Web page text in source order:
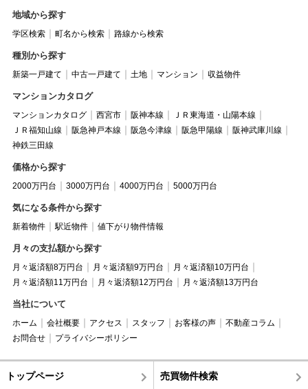
地域から探す
学区検索 町名から検索 路線から検索
種別から探す
新築一戸建て 中古一戸建て 土地 マンション 収益物件
マンションカタログ
マンションカタログ 西宮市 阪神本線
ＪＲ東海道・山陽本線
ＪＲ福知山線
阪急神戸本線 阪急今津線 阪急甲陽線
阪神武庫川線
神鉄三田線
価格から探す
2000万円台 3000万円台 4000万円台 5000万円台
気になる条件から探す
新着物件 駅近物件 値下がり物件情報
月々の支払額から探す
月々返済額8万円台 月々返済額9万円台
月々返済額10万円台
月々返済額11万円台
月々返済額12万円台 月々返済額13万円台
当社について
ホーム 会社概要 アクセス スタッフ お客様の声
不動産コラム
お問合せ
プライバシーポリシー
トップページ 売買物件検索